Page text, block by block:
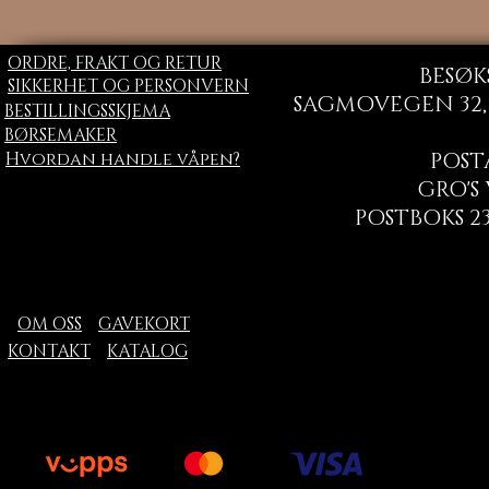
ORDRE, FRAKT OG RETUR
SIKKERHET OG PERSONVERN
BESTILLINGSSKJEMA
BØRSEMAKER
SAGMOVEGEN
GRO'S
POSTBOKS
Hvordan handle våpen?
OM OSS
GAVEKORT
KONTAKT
KATALOG